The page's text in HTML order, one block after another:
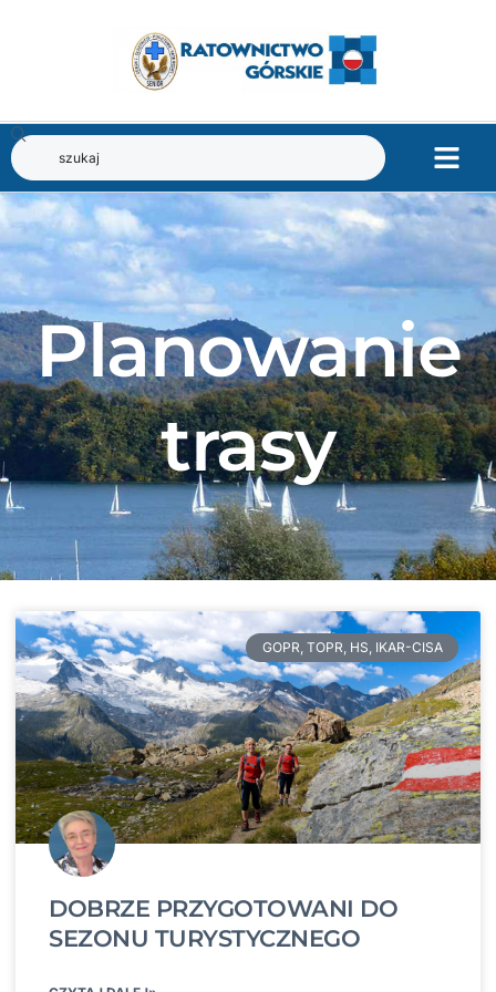
Planowanie
trasy
GOPR, TOPR, HS, IKAR-CISA
DOBRZE PRZYGOTOWANI DO
SEZONU TURYSTYCZNEGO